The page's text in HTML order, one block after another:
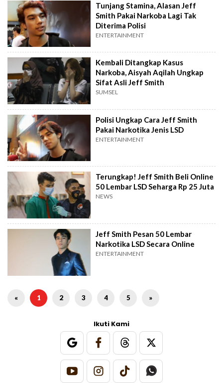
Tunjang Stamina, Alasan Jeff
Smith Pakai Narkoba Lagi Tak
Diterima Polisi
ENTERTAINMENT
Kembali Ditangkap Kasus
Narkoba, Aisyah Aqilah Ungkap
Sifat Asli Jeff Smith
SUMSEL
Polisi Ungkap Cara Jeff Smith
Pakai Narkotika Jenis LSD
ENTERTAINMENT
Terungkap! Jeff Smith Beli Online
50 Lembar LSD Seharga Rp 25 Juta
NEWS
Jeff Smith Pesan 50 Lembar
Narkotika LSD Secara Online
ENTERTAINMENT
« 1 2 3 4 5 »
Ikuti Kami